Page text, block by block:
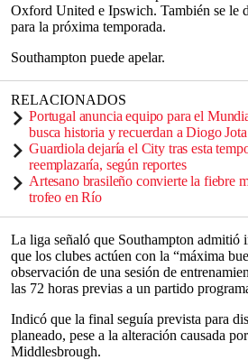
Oxford United e Ipswich. También se le
para la próxima temporada.
Southampton puede apelar.
RELACIONADOS
Portugal anuncia equipo para el
busca historia y recuerdan a Diogo Jota
Guardiola dejaría el City tras esta
reemplazaría, según reportes
Artesano brasileño convierte la fiebre
trofeo en Río
La liga señaló que Southampton admitió
que los clubes actúen con la “máxima
observación de una sesión de
las 72 horas previas a un partido
Indicó que la final seguía prevista para
planeado, pese a la alteración causada
Middlesbrough.